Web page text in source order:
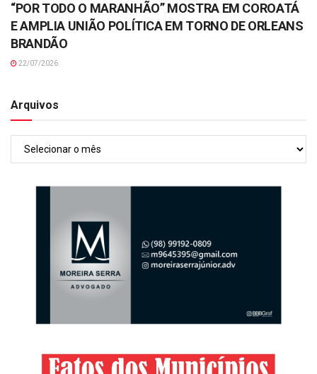
“POR TODO O MARANHÃO” MOSTRA EM COROATÁ
E AMPLIA UNIÃO POLÍTICA EM TORNO DE ORLEANS
BRANDÃO
22/07/2026
Arquivos
Arquivos